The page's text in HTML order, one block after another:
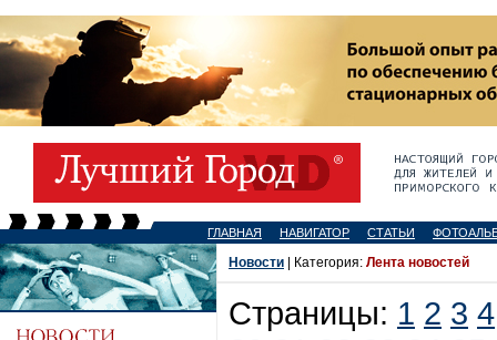
ГЛАВНАЯ НАВИГАТОР СТАТЬИ
Новости | Категория: Лента новостей
Страницы: 1 2 3 4